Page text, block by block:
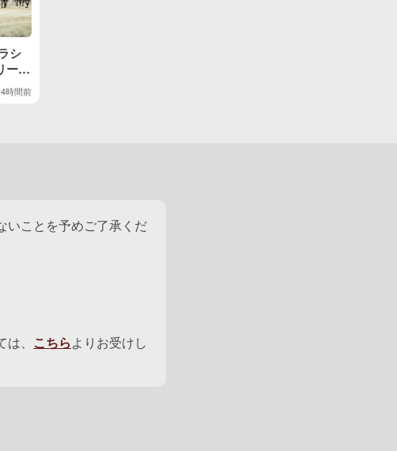
シ
ーム
制覇
4時間前
いことを予めご了承くだ
、 こちらよりお受けし